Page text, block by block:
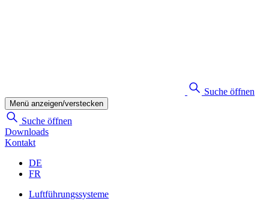
Suche öffnen
Menü anzeigen/verstecken
Suche öffnen
Downloads
Kontakt
DE
FR
Luftführungssysteme